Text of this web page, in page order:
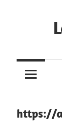
https://